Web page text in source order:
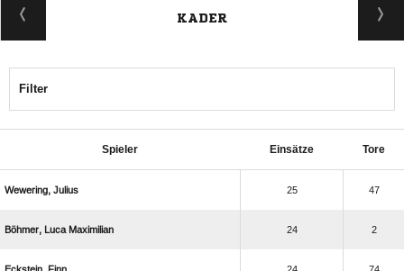
KADER
Filter
Spieler Einsätze Tore
  25 47
   24 2